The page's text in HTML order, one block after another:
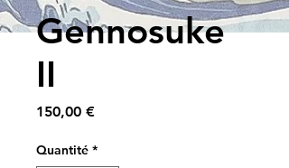
Gennosuke
II
150,00 €Prix
Quantité *